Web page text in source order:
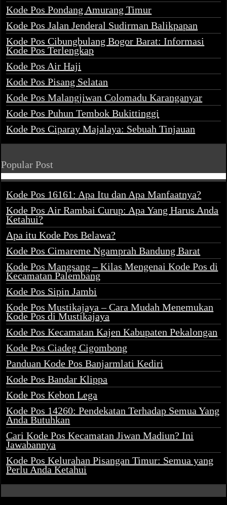
Kode Pos Pondang Amurang Timur
Kode Pos Jalan Jenderal Sudirman Balikpapan
Kode Pos Cibungbulang Bogor Barat: Informasi
Kode Pos Terlengkap
Kode Pos Air Haji
Kode Pos Pisang Selatan
Kode Pos Malangjiwan Colomadu Karanganyar
Kode Pos Puhun Tembok Bukittinggi
Kode Pos Ciparay Majalaya: Sebuah Tinjauan
Popular Post
Kode Pos 16161: Apa Itu dan Apa Manfaatnya?
Kode Pos Air Rambai Curup: Apa Yang Harus Anda
Ketahui?
Apa itu Kode Pos Belawa?
Kode Pos Cimareme Ngamprah Bandung Barat
Kode Pos Mangsang – Kilas Mengenai Kode Pos di
Kecamatan Palembang
Kode Pos Sipin Jambi
Kode Pos Mustikajaya – Cara Mudah Menemukan
Kode Pos di Mustikajaya
Kode Pos Kecamatan Kajen Kabupaten Pekalongan
Kode Pos Ciadeg Cigombong
Panduan Kode Pos Banjarmlati Kediri
Kode Pos Bandar Klippa
Kode Pos Kebon Lega
Kode Pos 14260: Pendekatan Terhadap Semua Yang
Anda Butuhkan
Cari Kode Pos Kecamatan Jiwan Madiun? Ini
Jawabannya
Kode Pos Kelurahan Pisangan Timur: Semua yang
Perlu Anda Ketahui